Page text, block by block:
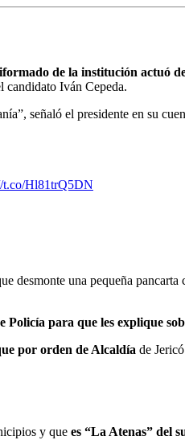
de la institución actuó
candidato Iván Cepeda.
señaló el presidente en su
t.co/Hl81trQ5DN
desmonte una pequeña
Policía para que les explique
por orden de Alcaldía de
y que es “La Atenas” del